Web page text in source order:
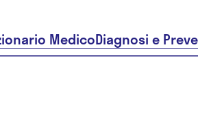
MedicoDiagnosi e